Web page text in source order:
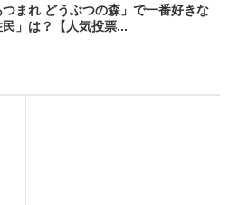
つまれ どうぶつの森」で一番好きな
民」は？【人気投票...